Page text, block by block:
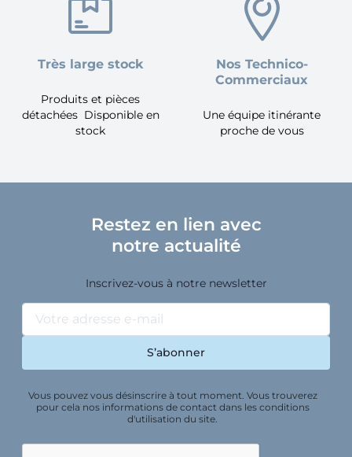
Très large stock
Produits et pièces
détachées Disponible en
stock
Nos Technico-
Commerciaux
Une équipe itinérante
proche de vous
Restez en lien avec
notre actualité
Inscrivez-vous à notre newsletter
Vous pouvez vous désinscrire à tout moment. Vous trouverez
pour cela nos informations de contact dans les conditions
d'utilisation du site.